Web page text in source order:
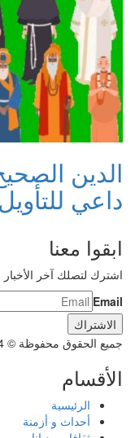
الدين
داعي
ابقوا معنا
اشترك لتصلك آخر الأخبار
Email
جميع الحقوق محفوظة © 2024-2018
الأقسام
الرئيسية
أحداث و أزمنة